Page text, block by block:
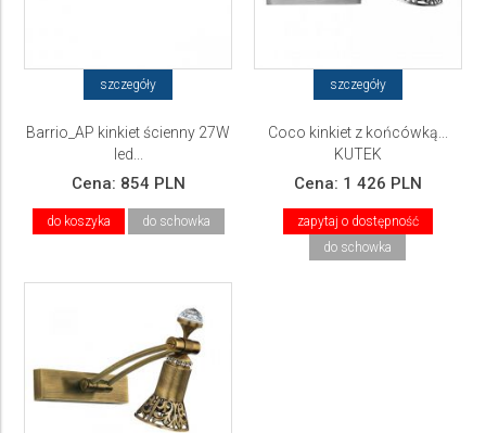
szczegóły
Barrio_AP kinkiet ścienny 27W
led...
Cena: 854 PLN
do koszyka do schowka
szczegóły
Coco kinkiet z końcówką...
KUTEK
Cena: 1 426 PLN
zapytaj o dostępność
do schowka